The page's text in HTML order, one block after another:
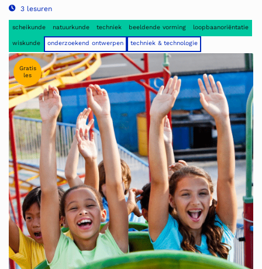
3 lesuren
scheikunde natuurkunde techniek beeldende vorming loopbaanoriëntatie
wiskunde onderzoekend ontwerpen techniek & technologie
Gratis
les